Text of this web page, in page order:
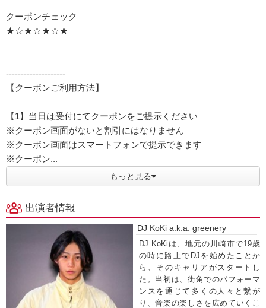
クーポンチェック
★☆★☆★☆★
--------------------
【クーポンご利用方法】
【1】当日は受付にてクーポンをご提示ください
※クーポン画面がないと割引にはなりません
※クーポン画面はスマートフォンで提示できます
※クーポン...
もっと見る
出演者情報
DJ KoKi a.k.a. greenery
DJ KoKiは、地元の川崎市で19歳
の時に路上でDJを始めたことか
ら、そのキャリアがスタートし
た。当初は、街角でのパフォーマ
ンスを通じて多くの人々と繋が
り、音楽の楽しさを広めていくこ